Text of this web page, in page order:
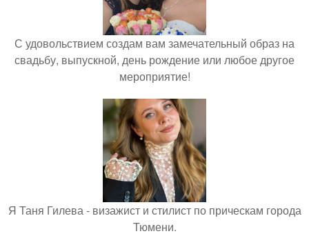
С удовольствием создам вам замечательный образ на
свадьбу, выпускной, день рождение или любое другое
мероприятие!
Я Таня Гилева - визажист и стилист по прическам города
Тюмени.